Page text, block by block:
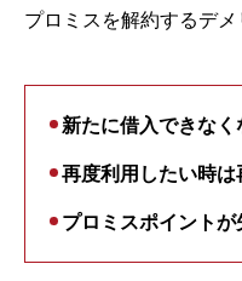
プロミスを解約するデメ
新たに借入できなく
再度利用したい時
プロミスポイントが